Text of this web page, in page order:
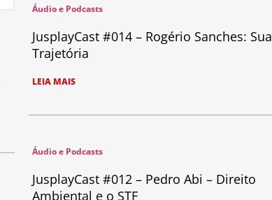
Áudio e Podcasts
JusplayCast #014 – Rogério Sanches: Sua
Trajetória
LEIA MAIS
Áudio e Podcasts
JusplayCast #012 – Pedro Abi – Direito
Ambiental e o STF